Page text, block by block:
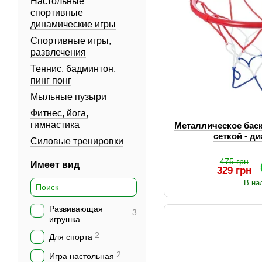
Металлическое
сеткой -
475 грн
329 грн
В
спортивные
динамические игры
Спортивные игры,
развлечения
Теннис, бадминтон,
пинг понг
Мыльные пузыри
Фитнес, йога,
гимнастика
Силовые тренировки
Имеет вид
Развивающая
игрушка
3
Для спорта 2
Игра настольная 2